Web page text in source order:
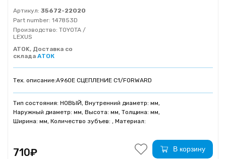
Артикул: 35672-22020
Part number: 147853D
Производство: TOYOTA /
LEXUS
ATOK, Доставка со
склада АТОК
Тех. описание:A960E СЦЕПЛЕНИЕ C1/FORWARD
Тип состояния: НОВЫЙ, Внутренний диаметр: мм,
Наружный диаметр: мм, Высота: мм, Толщина: мм,
Ширина: мм, Количество зубъев: , Материал:
710₽ В корзину